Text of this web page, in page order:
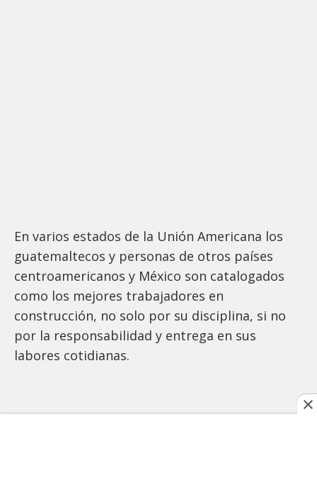
En varios estados de la Unión Americana los
guatemaltecos y personas de otros países
centroamericanos y México son catalogados
como los mejores trabajadores en
construcción, no solo por su disciplina, si no
por la responsabilidad y entrega en sus
labores cotidianas.